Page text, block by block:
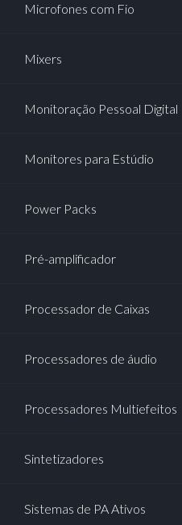
Microfones com Fio
Mixers
Monitoração Pessoal Digital
Monitores para Estúdio
Power Packs
Pré-amplificador
Processador de Caixas
Processadores de áudio
Processadores Multiefeitos
Sintetizadores
Sistemas de PA Ativos